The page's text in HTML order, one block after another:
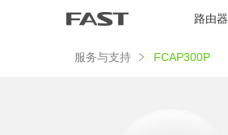
路由器
服务与支持 FCAP300P